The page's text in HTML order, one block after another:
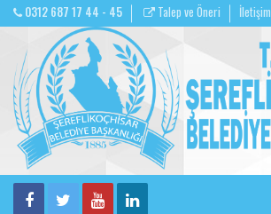
0312 687 17 44 - 45 Talep ve Öneri İletişim